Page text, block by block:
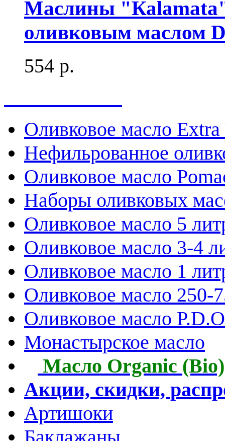
Маслины "Каlamata"
оливковым маслом
554 р.
Оливковое масло
Нефильрованное
Оливковое масло
Наборы оливковых
Оливковое масло 5
Оливковое масло 3-4
Оливковое масло 1
Оливковое масло 250-
Оливковое масло
Монастырское масло
Масло Organic (Bio)
Акции, скидки,
Артишоки